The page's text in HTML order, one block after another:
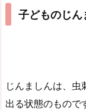
子どものじん
じんましんは、虫
出る状態のもので